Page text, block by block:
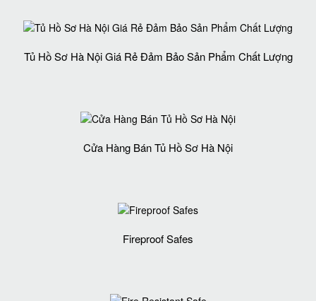
Tủ Hồ Sơ Hà Nội Giá Rẻ Đảm Bảo Sản Phẩm Chất Lượng‎
Cửa Hàng Bán Tủ Hồ Sơ Hà Nội
Fireproof Safes